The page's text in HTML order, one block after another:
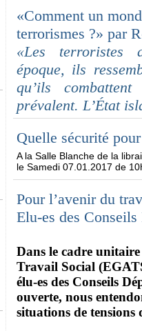
«Comment un
terrorismes ?» par
«Les terroristes
époque, ils
qu’ils
prévalent. L’État
Quelle sécurité
A la Salle Blanche de la
le Samedi 07.01.2017 de
Pour l’avenir du
Elu-es des
Dans le cadre
Travail Social
élu-es des Conseils
ouverte, nous
situations de